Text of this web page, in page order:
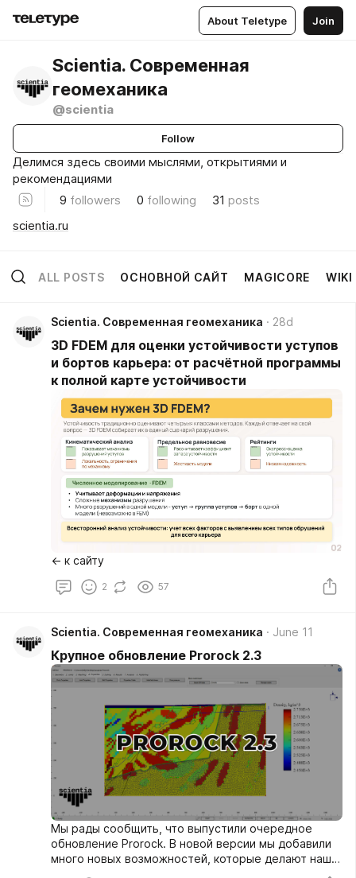
About Teletype Join
Scientia. Современная
геомеханика
@scientia
Follow
Делимся здесь своими мыслями, открытиями и
рекомендациями
9 followers 0 following 31 posts
scientia.ru
ALL POSTS ОСНОВНОЙ САЙТ MAGICORE WIKI
Scientia. Современная геомеханика 28d
3D FDEM для оценки устойчивости уступов
и бортов карьера: от расчётной программы
к полной карте устойчивости
← к сайту
2 57
Scientia. Современная геомеханика June 11
Крупное обновление Prorock 2.3
Мы рады сообщить, что выпустили очередное
обновление Prorock. В новой версии мы добавили
много новых возможностей, которые делают нашу